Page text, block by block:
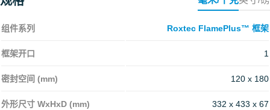
组件系列 Roxtec FlamePlus™ 框架
框架开口 1
密封空间 (mm) 120 x 180
外形尺寸 WxHxD (mm) 332 x 433 x 67